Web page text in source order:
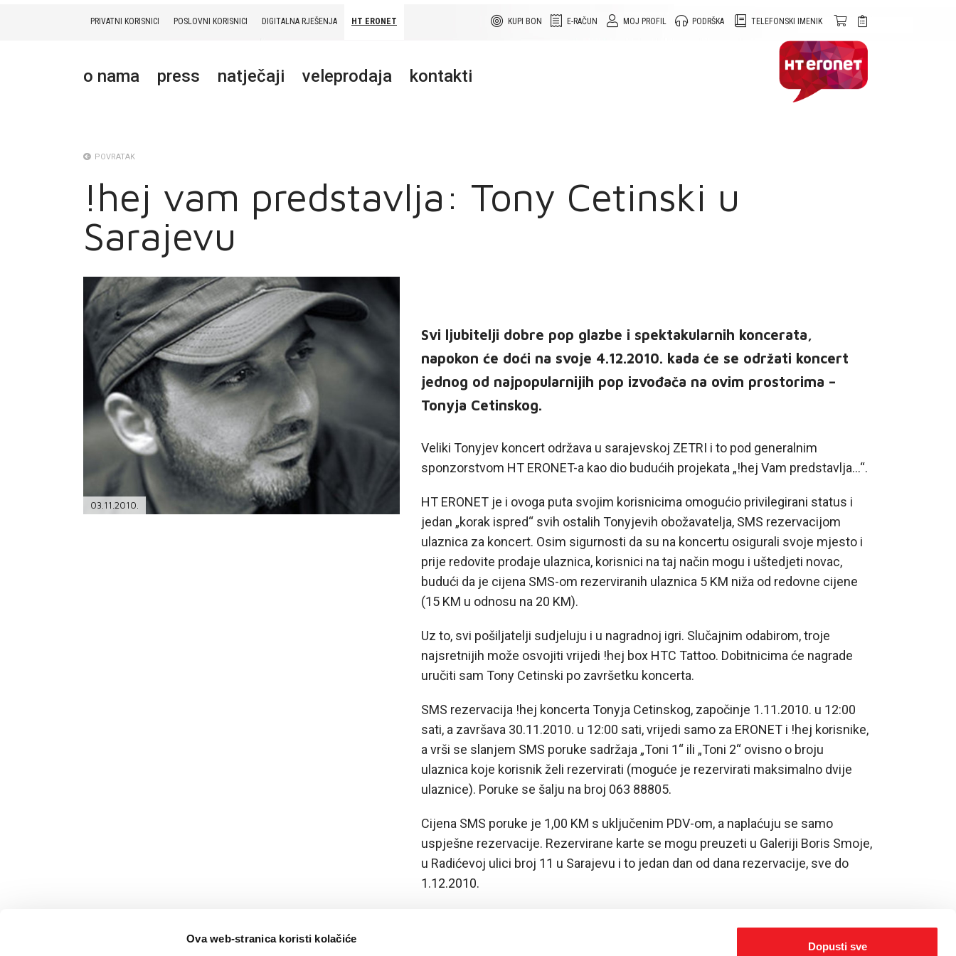
Ova web-stranica koristi kolačiće
Dopusti sve
TELEFONSKI IMENIK
PODRŠKA
MOJ PROFIL
E-RAČUN
KUPI BON
PRIVATNI KORISNICI POSLOVNI KORISNICI DIGITALNA RJEŠENJA HT ERONET
o nama press natječaji veleprodaja kontakti
TELEFONSKI IMENIK
POVRATAK
!hej vam predstavlja: Tony Cetinski u
Sarajevu
03.11.2010.
Svi ljubitelji dobre pop glazbe i spektakularnih koncerata,
napokon će doći na svoje 4.12.2010. kada će se održati koncert
jednog od najpopularnijih pop izvođača na ovim prostorima –
Tonyja Cetinskog.
Veliki Tonyjev koncert održava u sarajevskoj ZETRI i to pod generalnim
sponzorstvom HT ERONET-a kao dio budućih projekata „!hej Vam predstavlja…“.
HT ERONET je i ovoga puta svojim korisnicima omogućio privilegirani status i
jedan „korak ispred“ svih ostalih Tonyjevih obožavatelja, SMS rezervacijom
ulaznica za koncert. Osim sigurnosti da su na koncertu osigurali svoje mjesto i
prije redovite prodaje ulaznica, korisnici na taj način mogu i uštedjeti novac,
budući da je cijena SMS-om rezerviranih ulaznica 5 KM niža od redovne cijene
(15 KM u odnosu na 20 KM).
Uz to, svi pošiljatelji sudjeluju i u nagradnoj igri. Slučajnim odabirom, troje
najsretnijih može osvojiti vrijedi !hej box HTC Tattoo. Dobitnicima će nagrade
uručiti sam Tony Cetinski po završetku koncerta.
SMS rezervacija !hej koncerta Tonyja Cetinskog, započinje 1.11.2010. u 12:00
sati, a završava 30.11.2010. u 12:00 sati, vrijedi samo za ERONET i !hej korisnike,
a vrši se slanjem SMS poruke sadržaja „Toni 1“ ili „Toni 2“ ovisno o broju
ulaznica koje korisnik želi rezervirati (moguće je rezervirati maksimalno dvije
ulaznice). Poruke se šalju na broj 063 88805.
Cijena SMS poruke je 1,00 KM s uključenim PDV-om, a naplaćuju se samo
uspješne rezervacije. Rezervirane karte se mogu preuzeti u Galeriji Boris Smoje,
u Radićevoj ulici broj 11 u Sarajevu i to jedan dan od dana rezervacije, sve do
1.12.2010.